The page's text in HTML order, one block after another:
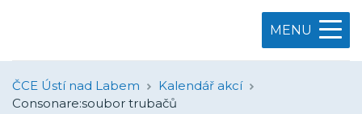
MENU
ČCE Ústí nad Labem
Kalendář akcí
Consonare:soubor trubačů